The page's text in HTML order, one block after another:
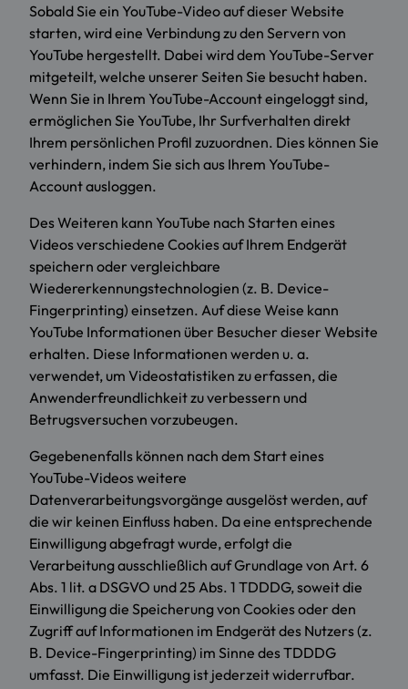
Sobald Sie ein YouTube-Video auf dieser Website
starten, wird eine Verbindung zu den Servern von
YouTube hergestellt. Dabei wird dem YouTube-Server
mitgeteilt, welche unserer Seiten Sie besucht haben.
Wenn Sie in Ihrem YouTube-Account eingeloggt sind,
ermöglichen Sie YouTube, Ihr Surfverhalten direkt
Ihrem persönlichen Profil zuzuordnen. Dies können Sie
verhindern, indem Sie sich aus Ihrem YouTube-
Account ausloggen.
Des Weiteren kann YouTube nach Starten eines
Videos verschiedene Cookies auf Ihrem Endgerät
speichern oder vergleichbare
Wiedererkennungstechnologien (z. B. Device-
Fingerprinting) einsetzen. Auf diese Weise kann
YouTube Informationen über Besucher dieser Website
erhalten. Diese Informationen werden u. a.
verwendet, um Videostatistiken zu erfassen, die
Anwenderfreundlichkeit zu verbessern und
Betrugsversuchen vorzubeugen.
Gegebenenfalls können nach dem Start eines
YouTube-Videos weitere
Datenverarbeitungsvorgänge ausgelöst werden, auf
die wir keinen Einfluss haben. Da eine entsprechende
Einwilligung abgefragt wurde, erfolgt die
Verarbeitung ausschließlich auf Grundlage von Art. 6
Abs. 1 lit. a DSGVO und 25 Abs. 1 TDDDG, soweit die
Einwilligung die Speicherung von Cookies oder den
Zugriff auf Informationen im Endgerät des Nutzers (z.
B. Device-Fingerprinting) im Sinne des TDDDG
umfasst. Die Einwilligung ist jederzeit widerrufbar.